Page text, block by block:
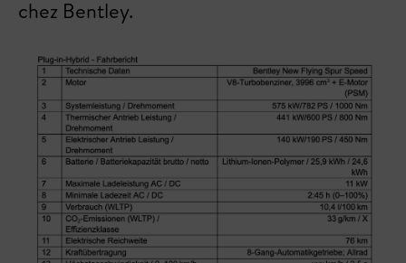
chez Bentley.